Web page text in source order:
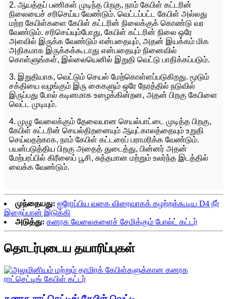
2. ஆயத்தப் பணிகள் முடிந்த பிறகு, நாம் கேபிள் கட்டரின்
நிலையைச் சரிசெய்ய வேண்டும். வெட்டப்பட்ட கேபிள் அல்லது
மற்ற கேபிள்களை கேபிள் கட்டரின் நிலைக்குக் கொண்டு வர
வேண்டும். சரிசெய்யும்போது, ​​கேபிள் கட்டரின் நிலை ஒரே
அளவில் இருக்க வேண்டும் என்பதையும், அதன் இயக்கம் மிக
அதிகமாக இருக்கக்கூடாது என்பதையும் நினைவில்
கொள்ளுங்கள், இல்லையெனில் இறுதி வெட்டு பாதிக்கப்படும்.
3. இறுதியாக, வெட்டும் செயல் மேற்கொள்ளப்படுகிறது. மூடும்
சக்தியை வழங்கும் இரு கைகளும் ஒரே நேரத்தில் நடுவில்
இருப்பது போல் கடினமாக உழைக்கின்றன, அதன் பிறகு கேபிளை
வெட்ட முடியும்.
4. முழு வேலைக்கும் தேவையான செயல்பாட்டை முடித்த பிறகு,
கேபிள் கட்டரின் செயல்திறனையும் ஆயுட்காலத்தையும் உறுதி
செய்வதற்காக, நாம் கேபிள் கட்டரைப் பராமரிக்க வேண்டும்.
பயன்படுத்திய பிறகு அதைத் துடைத்து, பின்னர் அதன்
மேற்பரப்பில் கிரீஸைப் பூசி, சுத்தமான மற்றும் உலர்ந்த இடத்தில்
வைக்க வேண்டும்.
முந்தையது: ஐரோப்பிய வகை விரைவாகக் கழற்றக்கூடிய D4 நீர்
இறைப்பான் இடுக்கி
அடுத்து: கனரக வேலைகளைச் சேமிக்கும் போல்ட் கட்டர்
தொடர்புடைய தயாரிப்புகள்